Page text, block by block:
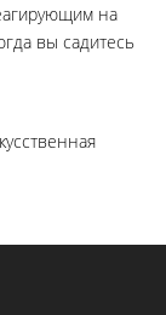
на
вы садитесь